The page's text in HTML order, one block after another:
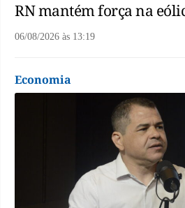
RN mantém força na
06/08/2026 às 13:19
Economia